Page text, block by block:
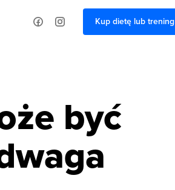
Kup dietę lub trening
być